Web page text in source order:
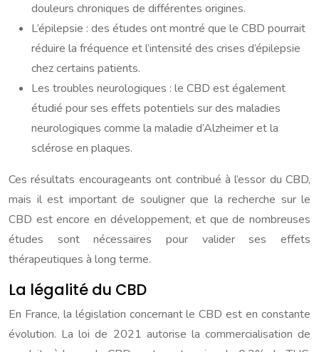
douleurs chroniques de différentes origines.
L’épilepsie : des études ont montré que le CBD pourrait
réduire la fréquence et l’intensité des crises d’épilepsie
chez certains patients.
Les troubles neurologiques : le CBD est également
étudié pour ses effets potentiels sur des maladies
neurologiques comme la maladie d’Alzheimer et la
sclérose en plaques.
Ces résultats encourageants ont contribué à l’essor du CBD,
mais il est important de souligner que la recherche sur le
CBD est encore en développement, et que de nombreuses
études sont nécessaires pour valider ses effets
thérapeutiques à long terme.
La légalité du CBD
En France, la législation concernant le CBD est en constante
évolution. La loi de 2021 autorise la commercialisation de